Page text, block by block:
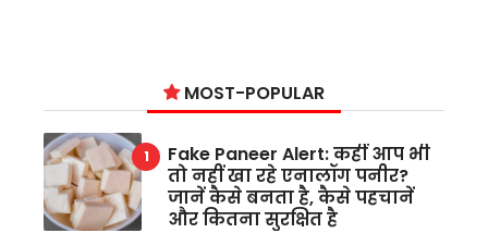
MOST-POPULAR
Fake Paneer Alert: कहीं आप भी
तो नहीं खा रहे एनालॉग पनीर?
जानें कैसे बनता है, कैसे पहचानें
और कितना सुरक्षित है